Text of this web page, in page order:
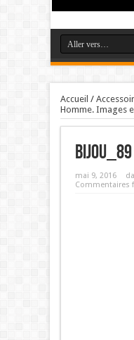
Accueil /
Homme. Images
mai 9, 2016
Commentaires